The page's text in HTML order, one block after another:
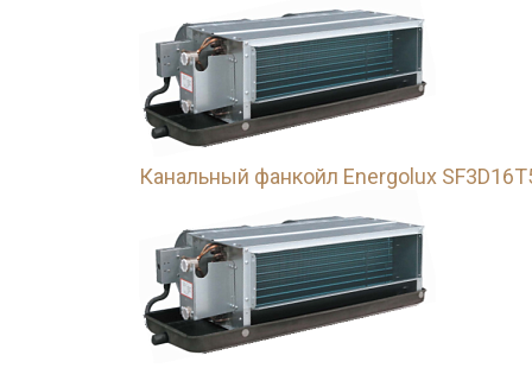
Канальный фанкойл Energolux